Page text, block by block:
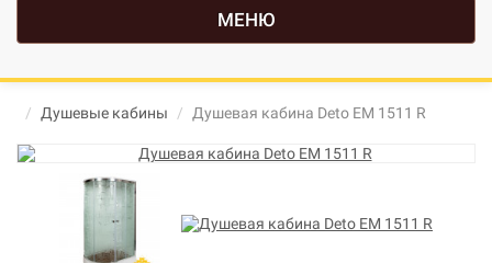
МЕНЮ
Душевые кабины Душевая кабина Deto ЕМ 1511 R